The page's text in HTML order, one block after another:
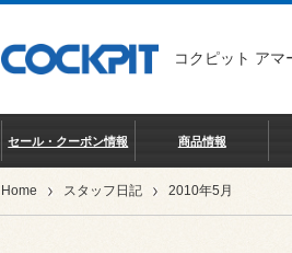
コクピット アマ
セール・クーポン情報 商品情報
Home スタッフ日記 2010年5月